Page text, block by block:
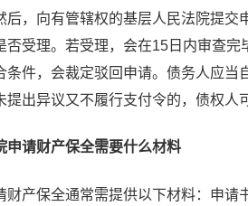
后，向有管辖权的基层人民法院提
否受理。若受理，会在15日内审查
条件，会裁定驳回申请。债务人应
提出异议又不履行支付令的，债权人
申请财产保全需要什么材料
财产保全通常需提供以下材料：申